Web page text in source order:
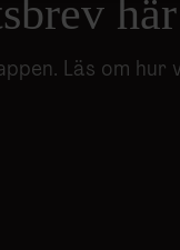
Läs om hur